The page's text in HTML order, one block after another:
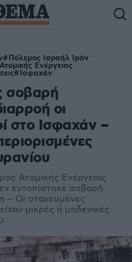
Πόλεμος Ισραήλ Ιράν
Ενέργειας
Ισφαχάν
σοβαρή
οι
στο Ισφαχάν –
Ατομικής Ενέργειας
εντοπίστηκε σοβαρή
– Οι στοχευμένες
μικρές ή μηδενικές